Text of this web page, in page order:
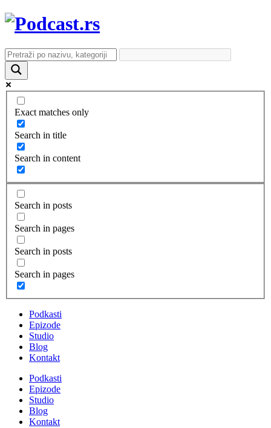
Exact matches only
Search in title
Search in content
Search in posts
Search in pages
Search in posts
Search in pages
Podkasti
Epizode
Studio
Blog
Kontakt
Podkasti
Epizode
Studio
Blog
Kontakt